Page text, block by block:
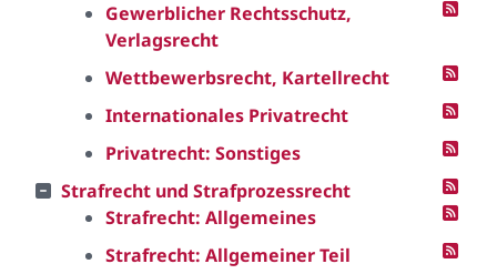
Gewerblicher Rechtsschutz,
Verlagsrecht
Wettbewerbsrecht, Kartellrecht
Internationales Privatrecht
Privatrecht: Sonstiges
Strafrecht und Strafprozessrecht
Strafrecht: Allgemeines
Strafrecht: Allgemeiner Teil